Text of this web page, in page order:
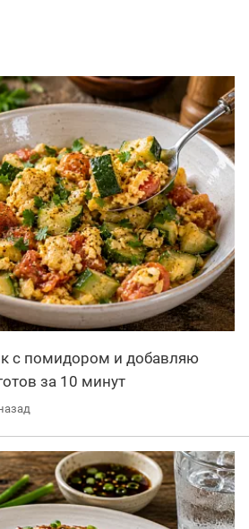
с помидором и добавляю
за 10 минут